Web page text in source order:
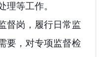
理等工作。
督岗，履行日常监
要，对专项监督检